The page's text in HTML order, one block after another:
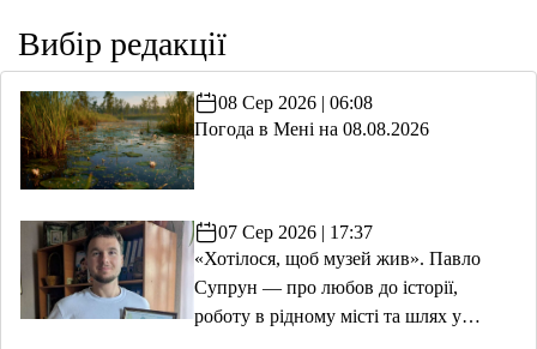
Вибір редакції
08 Сер 2026 | 06:08
Погода в Мені на 08.08.2026
07 Сер 2026 | 17:37
«Хотілося, щоб музей жив». Павло
Супрун — про любов до історії,
роботу в рідному місті та шлях у